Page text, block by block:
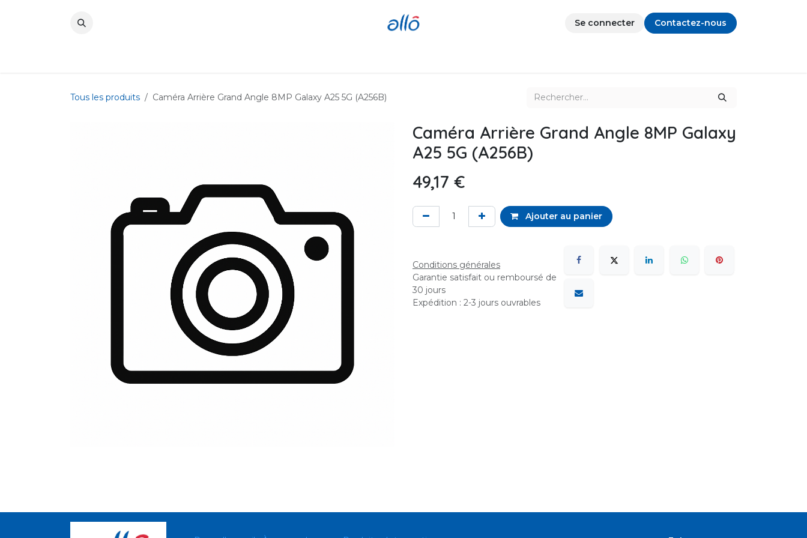
Se connecter
Contactez-nous
Tous les produits Caméra Arrière Grand Angle 8MP Galaxy A25 5G (A256B)
Caméra Arrière Grand Angle 8MP Galaxy
A25 5G (A256B)
49,17 €
Ajouter au panier
Conditions générales
Garantie satisfait ou remboursé de
30 jours
Expédition : 2-3 jours ouvrables